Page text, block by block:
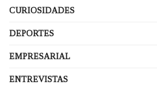
CURIOSIDADES
DEPORTES
EMPRESARIAL
ENTREVISTAS